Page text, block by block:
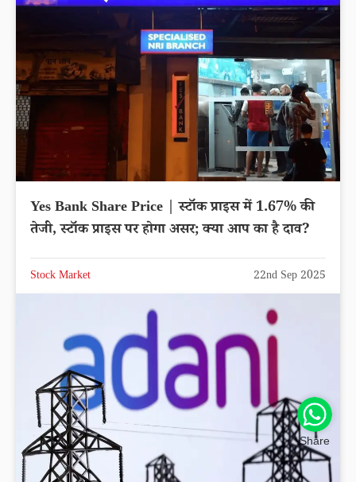
Yes Bank Share Price | स्टॉक प्राइस में 1.67% की
तेजी, स्टॉक प्राइस पर होगा असर; क्या आप का है दाव?
Stock Market 22nd Sep 2025
Share